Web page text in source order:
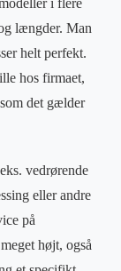
længder. Man
helt perfekt.
hos firmaet,
det gælder
vedrørende
eller andre
på
højt, også